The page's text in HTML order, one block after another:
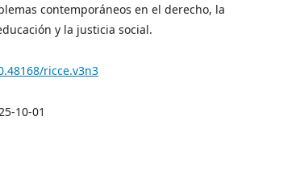
contemporáneos en el derecho, la
y la justicia social.
ricce.v3n3
10-01